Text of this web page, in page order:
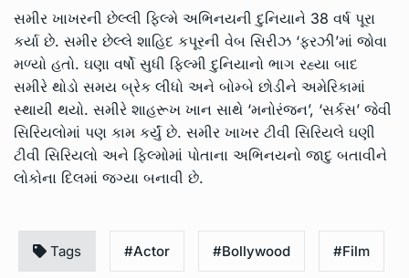
સમીર ખાખરની છેલ્લી ફિલ્મે અભિનયની દુનિયાને 38 વર્ષ પૂરા
કર્યા છે. સમીર છેલ્લે શાહિદ કપૂરની વેબ સિરીઝ ‘ફરઝી’માં જોવા
મળ્યો હતો. ઘણા વર્ષો સુધી ફિલ્મી દુનિયાનો ભાગ રહ્યા બાદ
સમીરે થોડો સમય બ્રેક લીધો અને બોમ્બે છોડીને અમેરિકામાં
સ્થાયી થયો. સમીરે શાહરૂખ ખાન સાથે ‘મનોરંજન’, ‘સર્કસ’ જેવી
સિરિયલોમાં પણ કામ કર્યું છે. સમીર ખાખર ટીવી સિરિયલે ઘણી
ટીવી સિરિયલો અને ફિલ્મોમાં પોતાના અભિનયનો જાદુ બતાવીને
લોકોના દિલમાં જગ્યા બનાવી છે.
Tags #Actor #Bollywood #Film